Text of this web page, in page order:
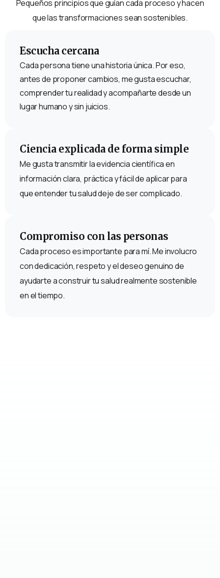
Pequeños principios que guían cada proceso y hacen
que las transformaciones sean sostenibles.
Escucha cercana
Cada persona tiene una historia única. Por eso,
antes de proponer cambios, me gusta escuchar,
comprender tu realidad y acompañarte desde un
lugar humano y sin juicios.
Ciencia explicada de forma simple
Me gusta transmitir la evidencia científica en
información clara, práctica y fácil de aplicar para
que entender tu salud deje de ser complicado.
Compromiso con las personas
Cada proceso es importante para mí. Me involucro
con dedicación, respeto y el deseo genuino de
ayudarte a construir tu salud realmente sostenible
en el tiempo.